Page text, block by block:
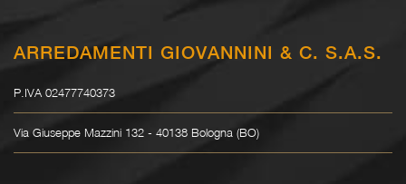
ARREDAMENTI GIOVANNINI & C. S.A.S.
P.IVA 02477740373
Via Giuseppe Mazzini 132 - 40138 Bologna (BO)